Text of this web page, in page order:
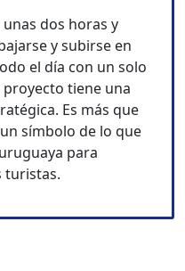
dos horas y
y subirse en
el día con un solo
tiene una
Es más que
símbolo de lo que
para
turistas.